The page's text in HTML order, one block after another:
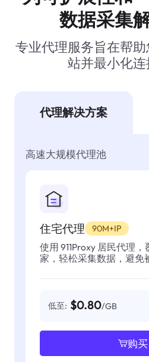
数据采集
专业代理服务旨在帮
站并最小化连
代理解决方案
高速大规模代理池
住宅代理 90M+IP
使用 911Proxy 居民代理，
家，轻松采集数据，避免
低至: $0.80/GB
购买